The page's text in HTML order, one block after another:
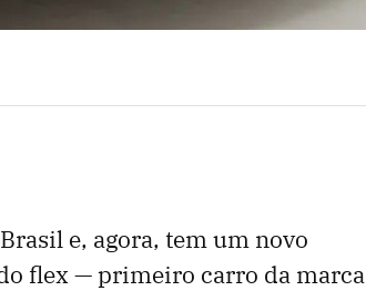
e, agora, tem um novo
flex — primeiro carro da marca